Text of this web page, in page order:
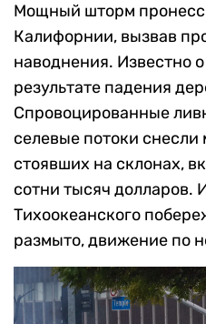
Мощный шторм
Калифорнии, вызвав
наводнения. Известно
результате падения
Спровоцированные
селевые потоки
стоявших на склонах,
сотни тысяч долларов.
Тихоокеанского
размыто, движение по